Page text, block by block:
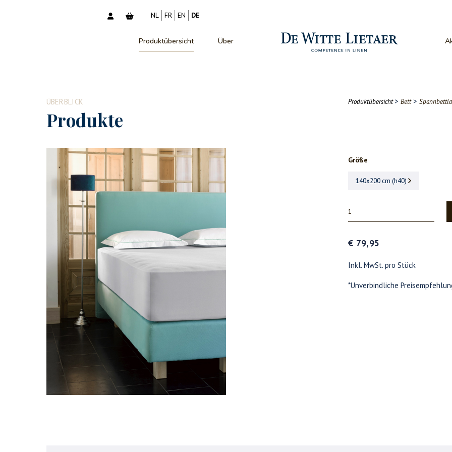
NL FR EN DE
Produktübersicht Über
ÜBERBLICK
Produkte
Produktübersicht > Bett>
Größe
140x200 cm (h40)
€ 79,95
Inkl. MwSt. pro Stück
*Unverbindliche